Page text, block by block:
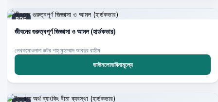
PDF
জীবনের গুরুত্বপূর্ণ জিজ্ঞাসা ও আমল (হার্ডকভার)
লেখক:মাওলানা ডক্টর শাহ্‌ মুহাম্মাদ আবদুর রাহীম
ডাউনলোডবিনামূল্যে